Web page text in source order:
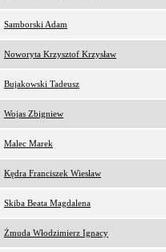
Samborski Adam
Noworyta Krzysztof Krzysław
Bujakowski Tadeusz
Wojas Zbigniew
Malec Marek
Kędra Franciszek Wiesław
Skiba Beata Magdalena
Żmuda Włodzimierz Ignacy